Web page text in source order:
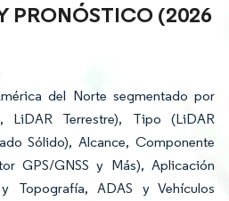
PRONÓSTICO (2026
del Norte segmentado por
LiDAR Terrestre), Tipo (LiDAR
Sólido), Alcance, Componente
GPS/GNSS y Más), Aplicación
Topografía, ADAS y Vehículos